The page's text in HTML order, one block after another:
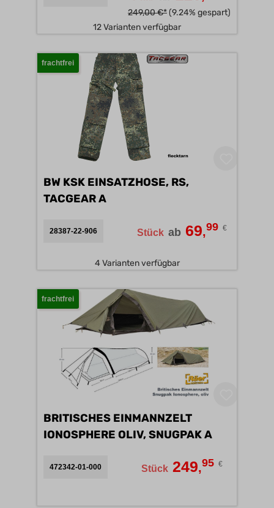
249,00 €*(9.24% gespart)
12 Varianten verfügbar
frachtfrei
BW KSK EINSATZHOSE, RS,
TACGEAR A
28387-22-906 Stück ab 69,99 €
4 Varianten verfügbar
frachtfrei
BRITISCHES EINMANNZELT
IONOSPHERE OLIV, SNUGPAK A
472342-01-000 Stück 249,95 €